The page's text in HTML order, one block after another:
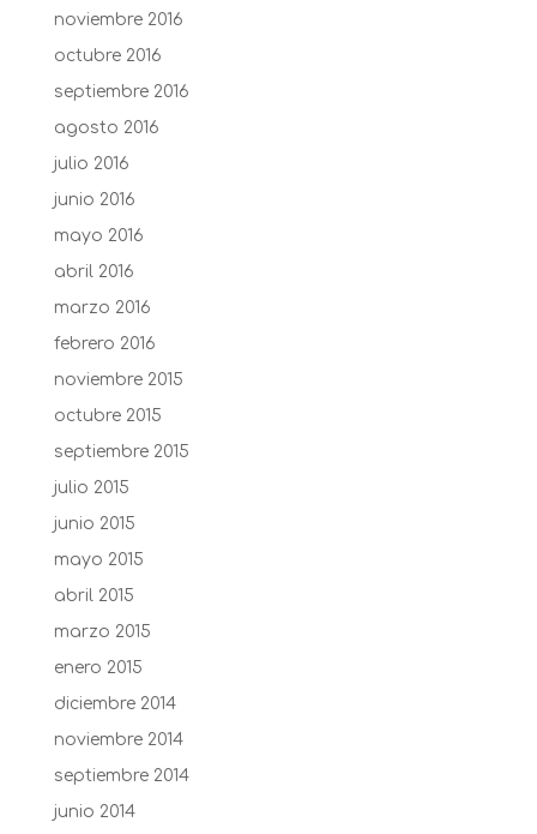
noviembre 2016
octubre 2016
septiembre 2016
agosto 2016
julio 2016
junio 2016
mayo 2016
abril 2016
marzo 2016
febrero 2016
noviembre 2015
octubre 2015
septiembre 2015
julio 2015
junio 2015
mayo 2015
abril 2015
marzo 2015
enero 2015
diciembre 2014
noviembre 2014
septiembre 2014
junio 2014